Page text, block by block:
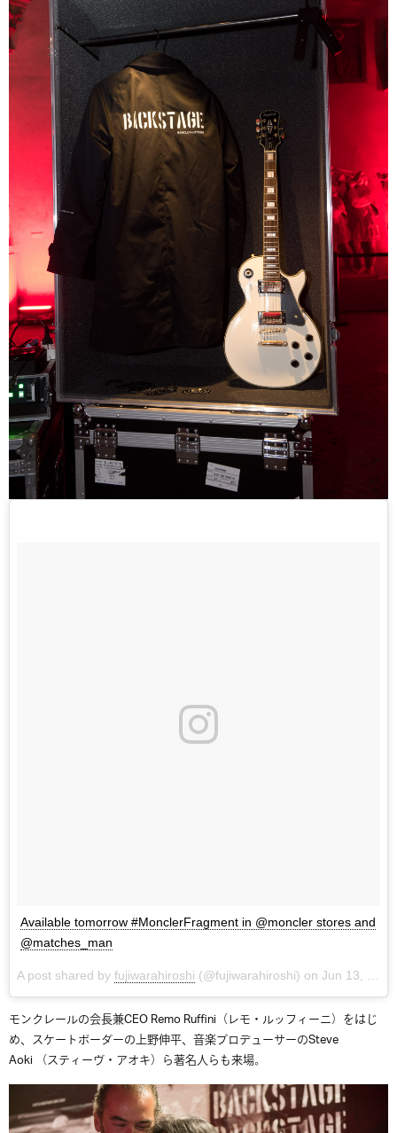
Available tomorrow #MonclerFragment in @moncler stores and
@matches_man
A post shared by fujiwarahiroshi (@fujiwarahiroshi) on Jun 13, 2018 at 2:45pm PDT
モンクレールの会長兼CEO Remo Ruffini（レモ・ルッフィーニ）をはじ
め、スケートボーダーの上野伸平、音楽プロデューサーのSteve
Aoki （スティーヴ・アオキ）ら著名人らも来場。